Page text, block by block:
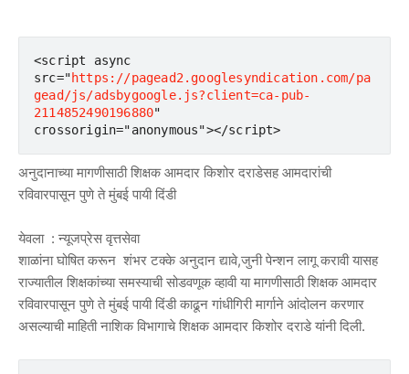
<script async
src="https://pagead2.googlesyndication.com/pa
gead/js/adsbygoogle.js?client=ca-pub-
2114852490196880"
crossorigin="anonymous"></script>
अनुदानाच्या मागणीसाठी शिक्षक आमदार किशोर दराडेसह आमदारांची
रविवारपासून पुणे ते मुंबई पायी दिंडी
येवला : न्यूजप्रेस वृत्तसेवा
शाळांना घोषित करून शंभर टक्के अनुदान द्यावे,जुनी पेन्शन लागू करावी यासह
राज्यातील शिक्षकांच्या समस्याची सोडवणूक व्हावी या मागणीसाठी शिक्षक आमदार
रविवारपासून पुणे ते मुंबई पायी दिंडी काढून गांधीगिरी मार्गाने आंदोलन करणार
असल्याची माहिती नाशिक विभागाचे शिक्षक आमदार किशोर दराडे यांनी दिली.